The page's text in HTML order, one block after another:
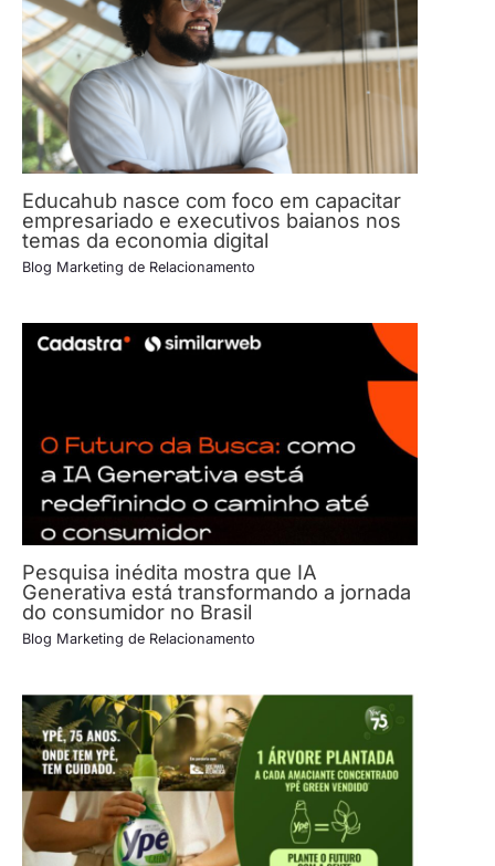
Educahub nasce com foco em capacitar
empresariado e executivos baianos nos
temas da economia digital
Blog Marketing de Relacionamento
Pesquisa inédita mostra que IA
Generativa está transformando a jornada
do consumidor no Brasil
Blog Marketing de Relacionamento